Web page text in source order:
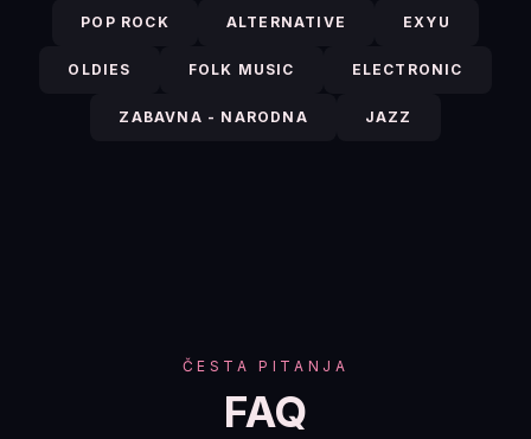
POP ROCK ALTERNATIVE EXYU
OLDIES FOLK MUSIC ELECTRONIC
ZABAVNA - NARODNA JAZZ
ČESTA PITANJA
FAQ